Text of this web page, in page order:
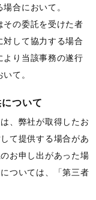
合において。
その委託を受けた者
して協力する場合
より当該事務の遂行
て。
ついて
、弊社が取得したお
て提供する場合があ
お申し出があった場
ついては、「第三者